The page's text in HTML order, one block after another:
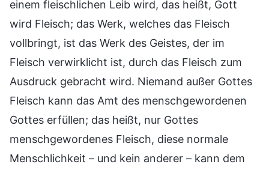
einem fleischlichen Leib wird, das heißt, Gott
wird Fleisch; das Werk, welches das Fleisch
vollbringt, ist das Werk des Geistes, der im
Fleisch verwirklicht ist, durch das Fleisch zum
Ausdruck gebracht wird. Niemand außer Gottes
Fleisch kann das Amt des menschgewordenen
Gottes erfüllen; das heißt, nur Gottes
menschgewordenes Fleisch, diese normale
Menschlichkeit – und kein anderer – kann dem